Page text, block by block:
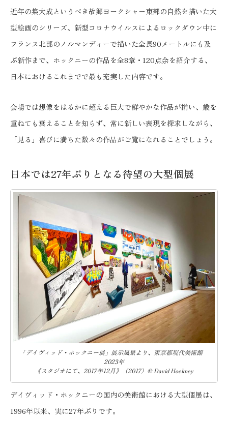
近年の集大成というべき故郷ヨークシャー東部の自然を描いた大
型絵画のシリーズ、新型コロナウイルスによるロックダウン中に
フランス北部のノルマンディーで描いた全長90メートルにも及
ぶ新作まで、ホックニーの作品を全8章・120点余を紹介する、
日本におけるこれまでで最も充実した内容です。
会場では想像をはるかに超える巨大で鮮やかな作品が揃い、歳を
重ねても衰えることを知らず、常に新しい表現を探求しながら、
「見る」喜びに満ちた数々の作品がご覧になれることでしょう。
日本では27年ぶりとなる待望の大型個展
「デイヴィッド・ホックニー展」展示風景より、東京都現代美術館
2023年
《スタジオにて、2017年12月》（2017）© David Hockney
デイヴィッド・ホックニーの国内の美術館における大型個展は、
1996年以来、実に27年ぶりです。